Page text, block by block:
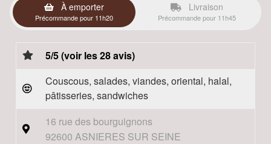
À emporter
Précommande pour 11h20
Livraison
Précommande pour 11h45
5/5 (voir les 28 avis)
Couscous, salades, viandes, oriental, halal,
pâtisseries, sandwiches
16 rue des bourguignons
92600 ASNIERES SUR SEINE